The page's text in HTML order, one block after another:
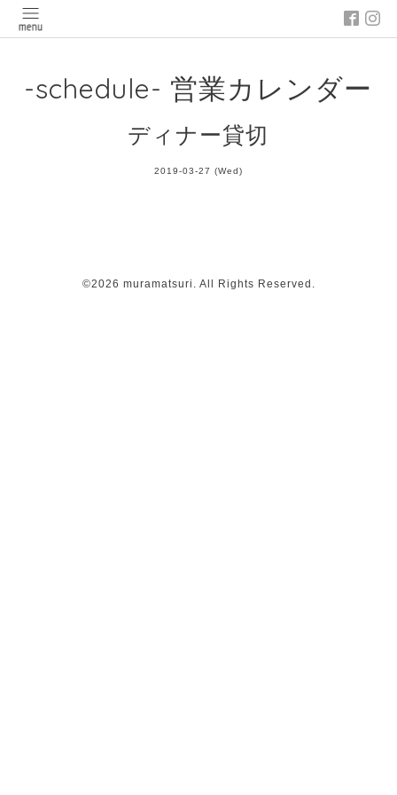
-schedule- 営業カレンダー
ディナー貸切
2019-03-27 (Wed)
©2026 muramatsuri . All Rights Reserved.